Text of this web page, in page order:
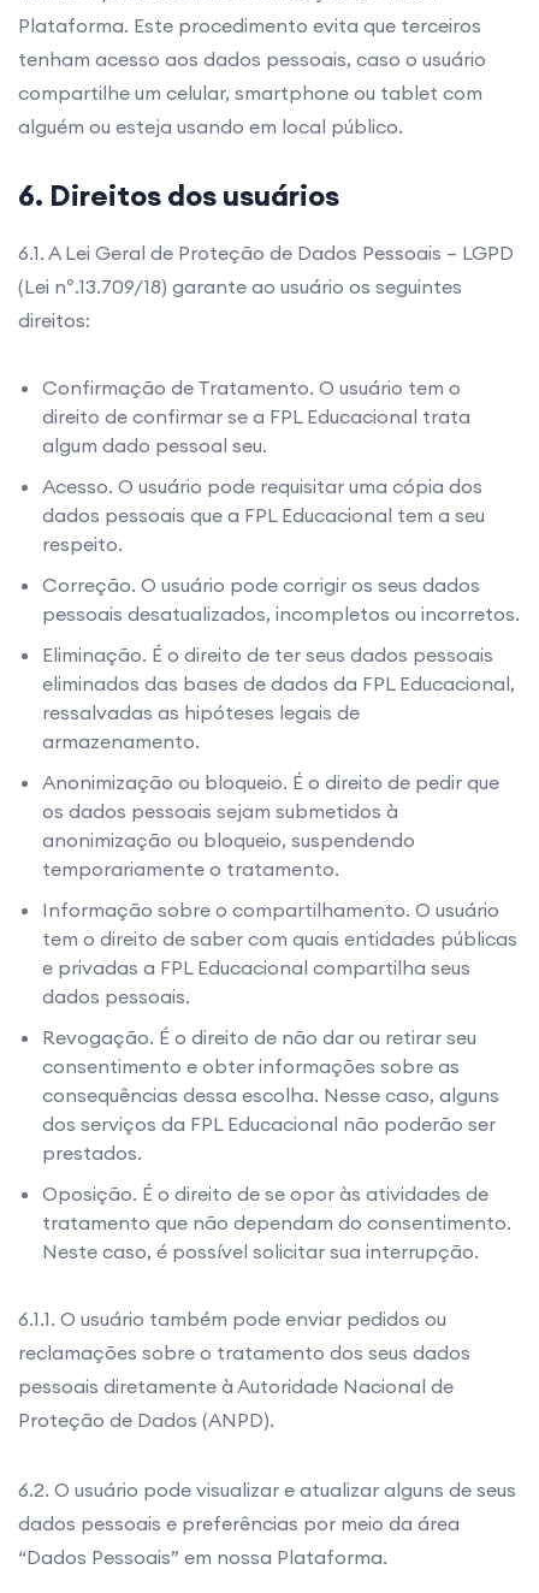
Plataforma. Este procedimento evita que terceiros
tenham acesso aos dados pessoais, caso o usuário
compartilhe um celular, smartphone ou tablet com
alguém ou esteja usando em local público.
6. Direitos dos usuários
6.1. A Lei Geral de Proteção de Dados Pessoais – LGPD
(Lei nº.13.709/18) garante ao usuário os seguintes
direitos:
Confirmação de Tratamento. O usuário tem o
direito de confirmar se a FPL Educacional trata
algum dado pessoal seu.
Acesso. O usuário pode requisitar uma cópia dos
dados pessoais que a FPL Educacional tem a seu
respeito.
Correção. O usuário pode corrigir os seus dados
pessoais desatualizados, incompletos ou incorretos.
Eliminação. É o direito de ter seus dados pessoais
eliminados das bases de dados da FPL Educacional,
ressalvadas as hipóteses legais de
armazenamento.
Anonimização ou bloqueio. É o direito de pedir que
os dados pessoais sejam submetidos à
anonimização ou bloqueio, suspendendo
temporariamente o tratamento.
Informação sobre o compartilhamento. O usuário
tem o direito de saber com quais entidades públicas
e privadas a FPL Educacional compartilha seus
dados pessoais.
Revogação. É o direito de não dar ou retirar seu
consentimento e obter informações sobre as
consequências dessa escolha. Nesse caso, alguns
dos serviços da FPL Educacional não poderão ser
prestados.
Oposição. É o direito de se opor às atividades de
tratamento que não dependam do consentimento.
Neste caso, é possível solicitar sua interrupção.
6.1.1. O usuário também pode enviar pedidos ou
reclamações sobre o tratamento dos seus dados
pessoais diretamente à Autoridade Nacional de
Proteção de Dados (ANPD).
6.2. O usuário pode visualizar e atualizar alguns de seus
dados pessoais e preferências por meio da área
“Dados Pessoais” em nossa Plataforma.